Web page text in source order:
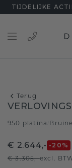
TIJDELIJKE
Terug
950 platina
€ 2.644,- -20 %
€ 3.305,-excl.